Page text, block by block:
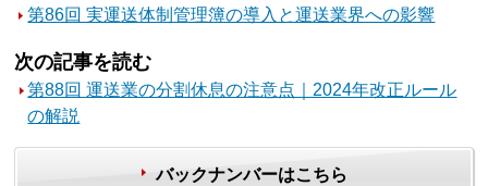
第86回 実運送体制管理簿の導入と運送業界への影響
次の記事を読む
第88回 運送業の分割休息の注意点｜2024年改正ルール
の解説
バックナンバーはこちら